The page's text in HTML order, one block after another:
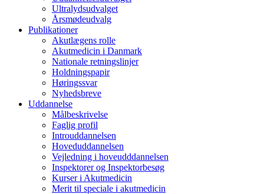
Ultralydsudvalget
Årsmødeudvalg
Publikationer
Akutlægens rolle
Akutmedicin i Danmark
Nationale retningslinjer
Holdningspapir
Høringssvar
Nyhedsbreve
Uddannelse
Målbeskrivelse
Faglig profil
Introuddannelsen
Hoveduddannelsen
Vejledning i hoveudddannelsen
Inspektorer og Inspektorbesøg
Kurser i Akutmedicin
Merit til speciale i akutmedicin